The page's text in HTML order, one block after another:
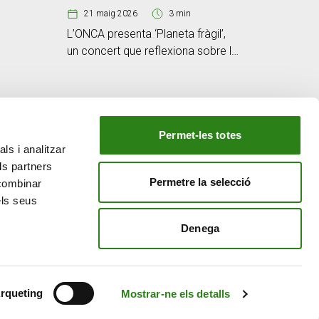
i analitzar
partners
seus
Mostrar-ne els detalls
Permet-les totes
Permetre la selecció
Denega
21 maig 2026 3 min
L’ONCA presenta ‘Planeta fràgil’,
un concert que reflexiona sobre la
EL NOSTRE GRUP
Creand Wealth Management EE. UU.